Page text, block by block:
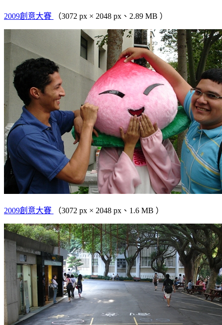
2009創意大賽 （3072 px × 2048 px、2.89 MB ）
2009創意大賽 （3072 px × 2048 px、1.6 MB ）